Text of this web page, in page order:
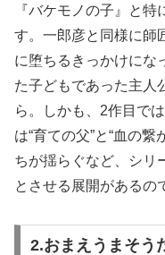
『バケモノの子』と
す。一郎彦と同様に師
に堕ちるきっかけにな
た子どもであった主人
ら。しかも、2作目で
は“育ての父”と“血の
ちが揺らぐなど、シリ
とさせる展開があるの
2.おまえうまそう